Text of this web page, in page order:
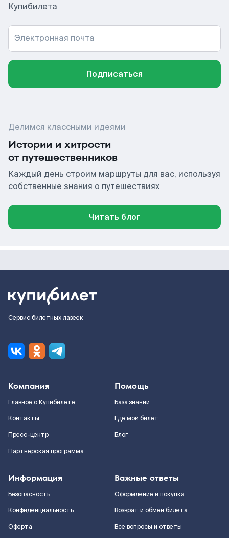
Купибилета
Электронная почта
Подписаться
Делимся классными идеями
Истории и хитрости
от путешественников
Каждый день строим маршруты для вас, используя
собственные знания о путешествиях
Читать блог
Сервис билетных лазеек
Компания
Главное о Купибилете
Контакты
Пресс-центр
Партнерская программа
Помощь
База знаний
Где мой билет
Блог
Информация
Безопасность
Конфиденциальность
Оферта
Важные ответы
Оформление и покупка
Возврат и обмен билета
Все вопросы и ответы